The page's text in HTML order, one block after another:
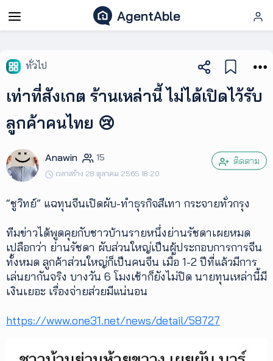
AgentAble
AgentAble
สำหรับ
เอเจ
AgentClub
UpSkill
Podcast
เพิ่ม
เรา
ทั่วไป
เท่าที่สังเกต ร้านเหล่านี้ ไม่ได้เปิดไว้รับ
ลูกค้าคนไทย 😢
Anawin 15
เวลาสร้าง 28 ตุลาคม 2565 18:20
ติดตาม
“ชูวิทย์” แฉทุนจีนเปิดผับ-ทำธุรกิจสีเทา กระจายทั่วกรุง
ทีมข่าวได้พูดคุยกับชาวบ้านรายหนึ่งย่านรัชดาเผยหมด
เปลือกว่า ย่านรัชดา ผับส่วนใหญ่เป็นผู้ประกอบการการจีน
ทั้งหมด ลูกค้าส่วนใหญ่ก็เป็นคนจีน เมื่อ 1-2 ปีที่แล้วมีการ
เล่นยากันจริง บางวัน 6 โมงเช้าก็ยังไม่ปิด นายทุนเหล่านี้มี
เงินเยอะ เรื่องจ่ายส่วยมีแน่นอน
https://www.one31.net/news/detail/58727